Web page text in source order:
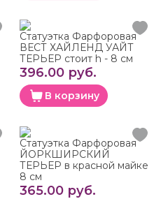
Статуэтка Фарфоровая
ВЕСТ ХАЙЛЕНД УАЙТ
ТЕРЬЕР стоит h - 8 см
396.00 руб.
В корзину
Статуэтка Фарфоровая
ЙОРКШИРСКИЙ
ТЕРЬЕР в красной майке
8 см
365.00 руб.